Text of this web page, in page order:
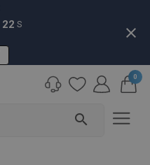
21 S close
search
0